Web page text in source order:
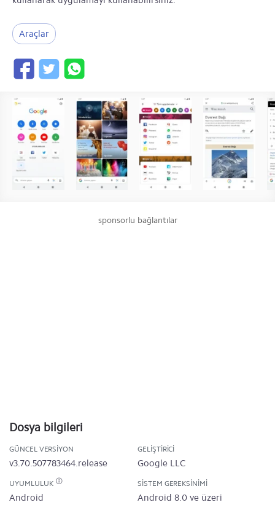
Araçlar
sponsorlu bağlantılar
Dosya bilgileri
GÜNCEL VERSIYON
v3.70.507783464.release
GELIŞTIRICI
Google LLC
UYUMLULUK
Android
SISTEM GEREKSINIMI
Android 8.0 ve üzeri